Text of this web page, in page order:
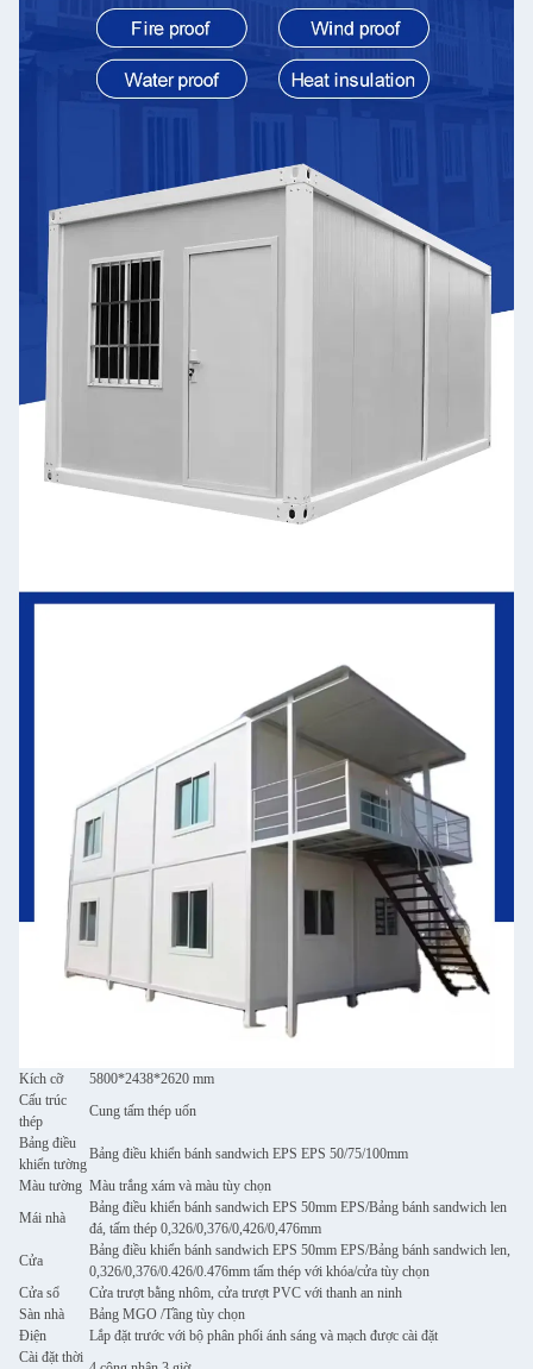
Kích cỡ
5800*2438*2620 mm
Cấu trúc
thép
Cung tấm thép uốn
Bảng điều
khiển tường
Bảng điều khiển bánh sandwich EPS EPS 50/75/100mm
Màu tường Màu trắng xám và màu tùy chọn
Mái nhà
Bảng điều khiển bánh sandwich EPS 50mm EPS/Bảng bánh sandwich len
đá, tấm thép 0,326/0,376/0,426/0,476mm
Cửa
Bảng điều khiển bánh sandwich EPS 50mm EPS/Bảng bánh sandwich len,
0,326/0,376/0.426/0.476mm tấm thép với khóa/cửa tùy chọn
Cửa sổ
Cửa trượt bằng nhôm, cửa trượt PVC với thanh an ninh
Sàn nhà
Bảng MGO /Tầng tùy chọn
Điện
Lắp đặt trước với bộ phân phối ánh sáng và mạch được cài đặt
Cài đặt thời